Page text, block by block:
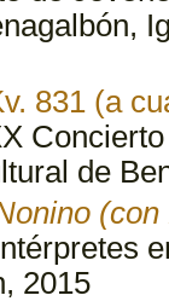
831 (a
de
2015